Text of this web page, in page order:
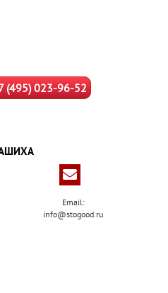
(495) 023-96-52
Email:
info@stogood.ru